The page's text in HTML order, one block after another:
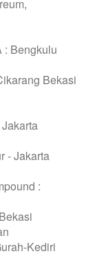
: Bengkulu
Bekasi
- Jakarta
:
Kediri